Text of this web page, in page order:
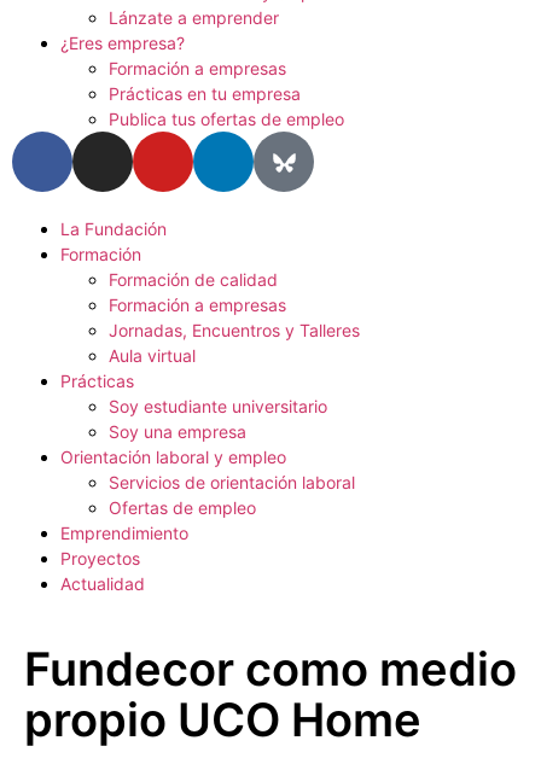
Lánzate a emprender
¿Eres empresa?
Formación a empresas
Prácticas en tu empresa
Publica tus ofertas de empleo
La Fundación
Formación
Formación de calidad
Formación a empresas
Jornadas, Encuentros y Talleres
Aula virtual
Prácticas
Soy estudiante universitario
Soy una empresa
Orientación laboral y empleo
Servicios de orientación laboral
Ofertas de empleo
Emprendimiento
Proyectos
Actualidad
Fundecor como medio
propio UCO Home